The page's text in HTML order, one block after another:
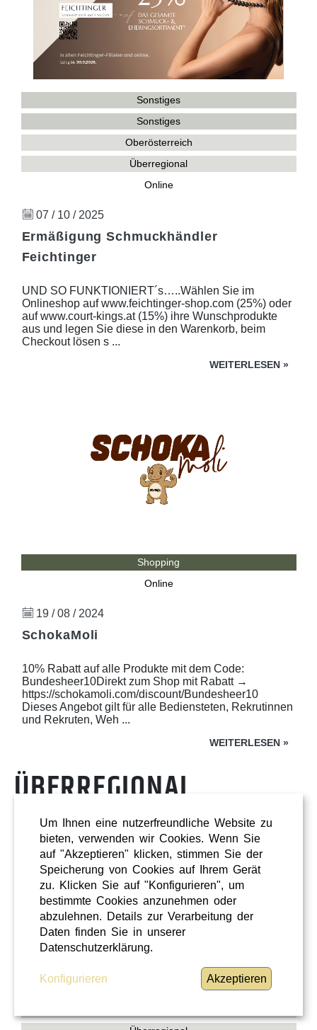
Sonstiges
Sonstiges
Oberösterreich
Überregional
Online
07 / 10 / 2025
Ermäßigung Schmuckhändler
Feichtinger
UND SO FUNKTIONIERT´s…..Wählen Sie im
Onlineshop auf www.feichtinger-shop.com (25%) oder
auf www.court-kings.at (15%) ihre Wunschprodukte
aus und legen Sie diese in den Warenkorb, beim
Checkout lösen s ...
WEITERLESEN »
Shopping
Online
19 / 08 / 2024
SchokaMoli
10% Rabatt auf alle Produkte mit dem Code:
Bundesheer10Direkt zum Shop mit Rabatt →
https://schokamoli.com/discount/Bundesheer10
Dieses Angebot gilt für alle Bediensteten, Rekrutinnen
und Rekruten, Weh ...
WEITERLESEN »
ÜBERREGIONAL
Um Ihnen eine nutzerfreundliche Website zu
bieten, verwenden wir Cookies. Wenn Sie
auf "Akzeptieren" klicken, stimmen Sie der
Speicherung von Cookies auf Ihrem Gerät
zu. Klicken Sie auf "Konfigurieren", um
bestimmte Cookies anzunehmen oder
abzulehnen. Details zur Verarbeitung der
Daten finden Sie in unserer
Datenschutzerklärung.
Konfigurieren Akzeptieren